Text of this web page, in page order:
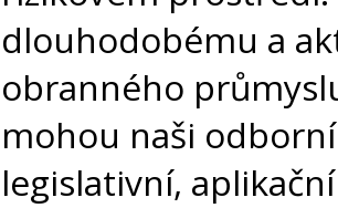
dlouhodobému a
obranného
mohou naši
legislativní,